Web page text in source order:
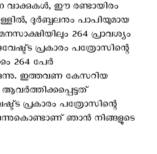
വാക്കുകള്‍, ഈ രണ്ടായിരം
ദുര്‍ബ്ബലനും പാപിയുമായ
264 പ്രാവശ്യം
പ്രകാരം പത്രോസിന്റെ
264 പേര്‍
ഇത്തവണ കേസറിയ
ആവര്‍ത്തിക്കപ്പെട്ടത്
പ്രകാരം പത്രോസിന്റെ
ഞാന്‍ നിങ്ങളുടെ